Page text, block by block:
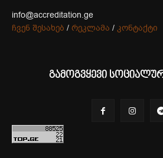
info@accreditation.ge
ჩვენ შესახებ / რეკლამა / კონტაქტი
გამოგვყევი